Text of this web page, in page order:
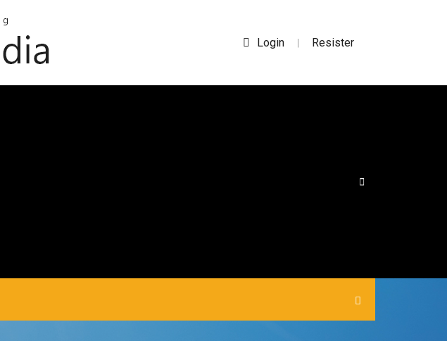
Login | Resister